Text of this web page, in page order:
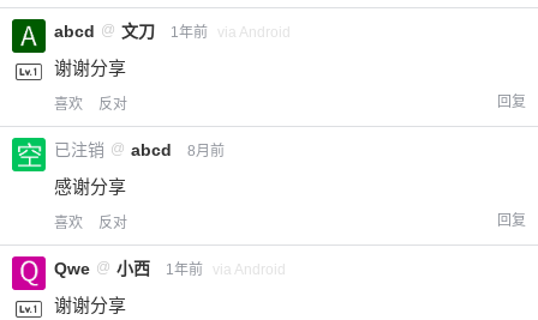
abcd @ 文刀 1年前 via Android
谢谢分享
喜欢 反对 回复
已注销 @ abcd 8月前
感谢分享
喜欢 反对 回复
Qwe @ 小西 1年前 via Android
谢谢分享